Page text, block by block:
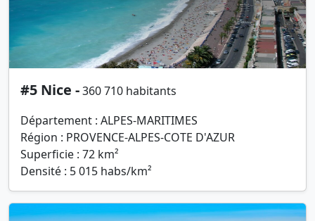
#5 Nice -360 710 habitants
Département : ALPES-MARITIMES
Région : PROVENCE-ALPES-COTE D'AZUR
Superficie : 72 km²
Densité : 5 015 habs/km²